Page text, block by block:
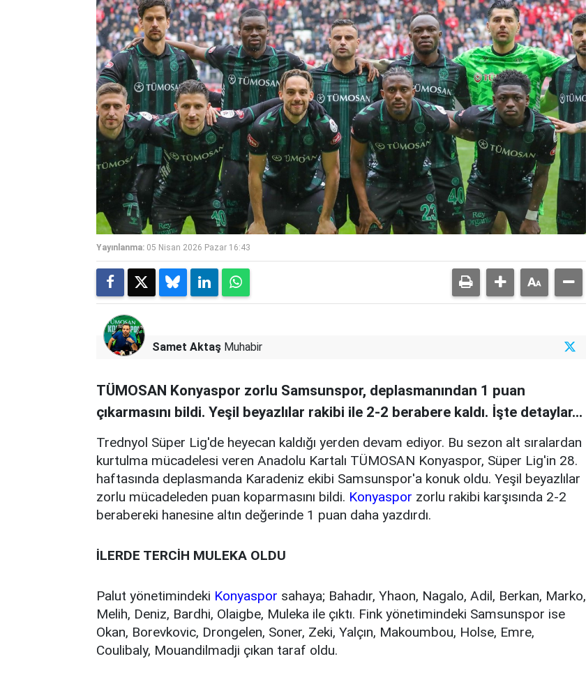
Yayınlanma: 05 Nisan 2026 Pazar 16:43
Samet Aktaş Muhabir
TÜMOSAN Konyaspor zorlu Samsunspor, deplasmanından 1 puan
çıkarmasını bildi. Yeşil beyazlılar rakibi ile 2-2 berabere kaldı. İşte detaylar...
Trednyol Süper Lig'de heyecan kaldığı yerden devam ediyor. Bu sezon alt sıralardan
kurtulma mücadelesi veren Anadolu Kartalı TÜMOSAN Konyaspor, Süper Lig'in 28.
haftasında deplasmanda Karadeniz ekibi Samsunspor'a konuk oldu. Yeşil beyazlılar
zorlu mücadeleden puan koparmasını bildi. Konyaspor zorlu rakibi karşısında 2-2
berabereki hanesine altın değerinde 1 puan daha yazdırdı.
İLERDE TERCİH MULEKA OLDU
Palut yönetimindeki Konyaspor sahaya; Bahadır, Yhaon, Nagalo, Adil, Berkan, Marko,
Melih, Deniz, Bardhi, Olaigbe, Muleka ile çıktı. Fink yönetimindeki Samsunspor ise
Okan, Borevkovic, Drongelen, Soner, Zeki, Yalçın, Makoumbou, Holse, Emre,
Coulibaly, Mouandilmadji çıkan taraf oldu.